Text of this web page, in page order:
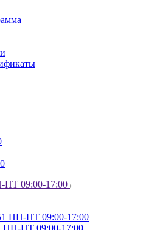
0
09:00-17:00
ПН-ПТ 09:00-17:00
ПН-ПТ 09:00-17:00